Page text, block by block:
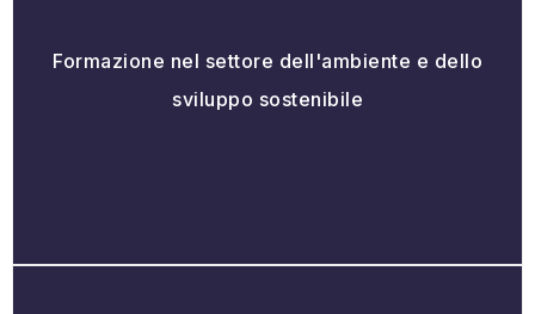
Formazione nel settore dell'ambiente e dello
sviluppo sostenibile